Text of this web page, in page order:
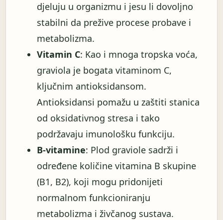
djeluju u organizmu i jesu li dovoljno
stabilni da prežive procese probave i
metabolizma.
Vitamin C: Kao i mnoga tropska voća,
graviola je bogata vitaminom C,
ključnim antioksidansom.
Antioksidansi pomažu u zaštiti stanica
od oksidativnog stresa i tako
podržavaju imunološku funkciju.
B-vitamine: Plod graviole sadrži i
određene količine vitamina B skupine
(B1, B2), koji mogu pridonijeti
normalnom funkcioniranju
metabolizma i živčanog sustava.